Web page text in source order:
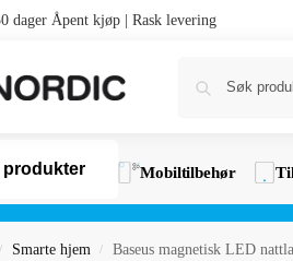
dager Åpent kjøp | Rask levering
produkter Mobiltilbehør
/ Smarte hjem / Baseus magnetisk LED